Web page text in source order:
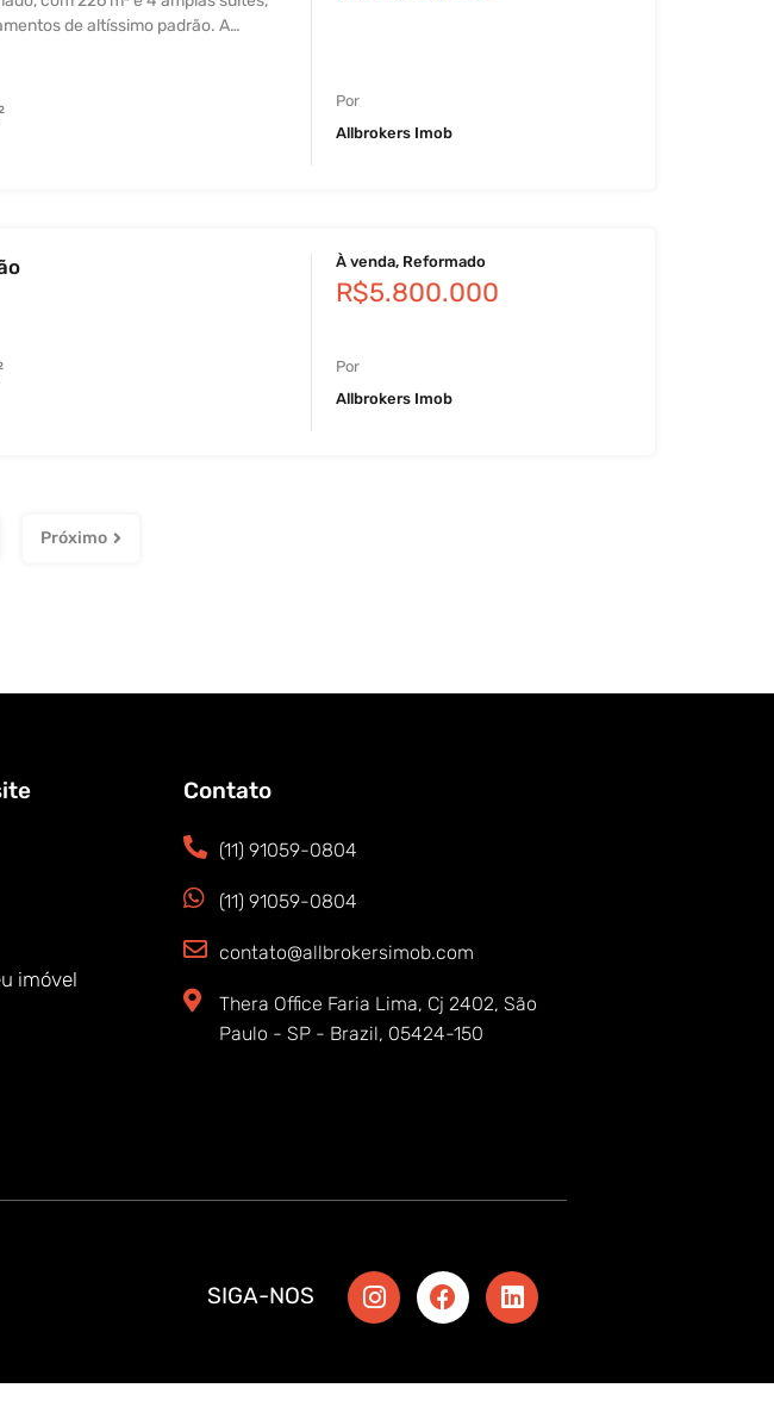
de altíssimo padrão. A…
Por
Allbrokers Imob
À venda, Reformado
R$5.800.000
Por
Allbrokers Imob
Próximo
imóvel
Contato
(11) 91059-0804
(11) 91059-0804
contato@allbrokersimob.com
Thera Office Faria Lima, Cj 2402, São
Paulo - SP - Brazil, 05424-150
SIGA-NOS